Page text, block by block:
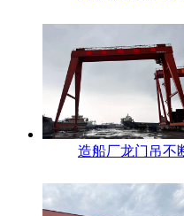
造船厂龙门吊不